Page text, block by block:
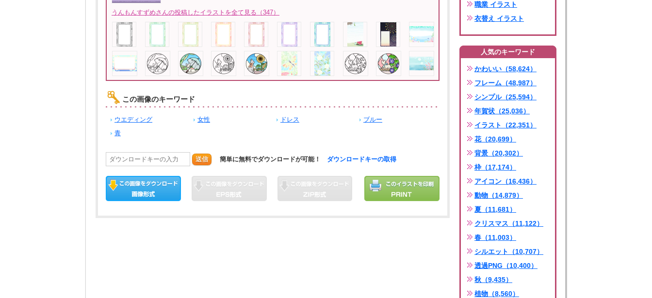
うんもんすずめさんの投稿したイラストを全て見る（347）
この画像のキーワード
ウエディング 女性 ドレス
ブルー
青
送信 簡単に無料でダウンロードが可能！ ダウンロードキーの取得
職業 イラスト
衣替え イラスト
人気のキーワード
かわいい（58,624）
フレーム（48,987）
シンプル（25,594）
年賀状（25,036）
イラスト（22,351）
花（20,699）
背景（20,302）
枠（17,174）
アイコン（16,436）
動物（14,879）
夏（11,681）
クリスマス（11,122）
春（11,003）
シルエット（10,707）
透過PNG（10,400）
秋（9,435）
植物（8,560）